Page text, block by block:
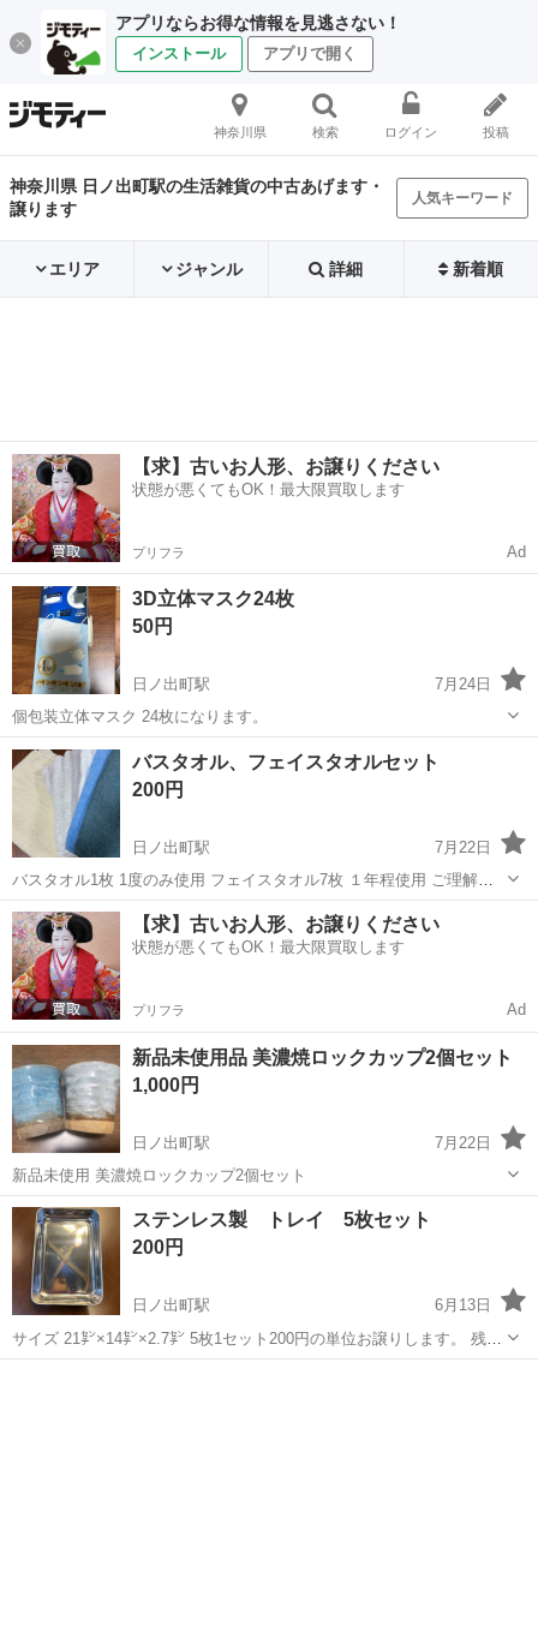
アプリならお得な情報を見逃さない！
インストール アプリで開く
神奈川県 検索 ログイン 投稿
神奈川県 日ノ出町駅の生活雑貨の中古あげます・
譲ります
人気キーワード
エリア ジャンル 詳細 新着順
【求】古いお人形、お譲りください
状態が悪くてもOK！最大限買取します
プリフラ Ad
3D立体マスク24枚
50円
日ノ出町駅
7月24日
個包装立体マスク 24枚になります。
神奈川 横浜市 日ノ出町駅 防災、セキュリティ
バスタオル、フェイスタオルセット
200円
日ノ出町駅
7月22日
バスタオル1枚 1度のみ使用 フェイスタオル7枚 １年程使用 ご理解頂
ける方のみお願いします。
神奈川 横浜市 日ノ出町駅 家庭用品 バスタオル
【求】古いお人形、お譲りください
状態が悪くてもOK！最大限買取します
プリフラ Ad
新品未使用品 美濃焼ロックカップ2個セット
1,000円
日ノ出町駅
7月22日
新品未使用 美濃焼ロックカップ2個セット
神奈川 横浜市 日ノ出町駅 食器 セット
ステンレス製 トレイ 5枚セット
200円
日ノ出町駅
6月13日
サイズ 21㌢×14㌢×2.7㌢ 5枚1セット200円の単位お譲りします。 残り
20枚です。ご希望のセット数をお知らせ下さい。 小物の整理、キッチ